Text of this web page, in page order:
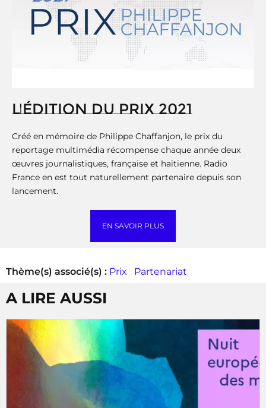
L'ÉDITION DU PRIX 2021
Créé en mémoire de Philippe Chaffanjon, le prix du
reportage multimédia récompense chaque année deux
œuvres journalistiques, française et haïtienne. Radio
France en est tout naturellement partenaire depuis son
lancement.
EN SAVOIR PLUS
Thème(s) associé(s) : Prix Partenariat
A LIRE AUSSI